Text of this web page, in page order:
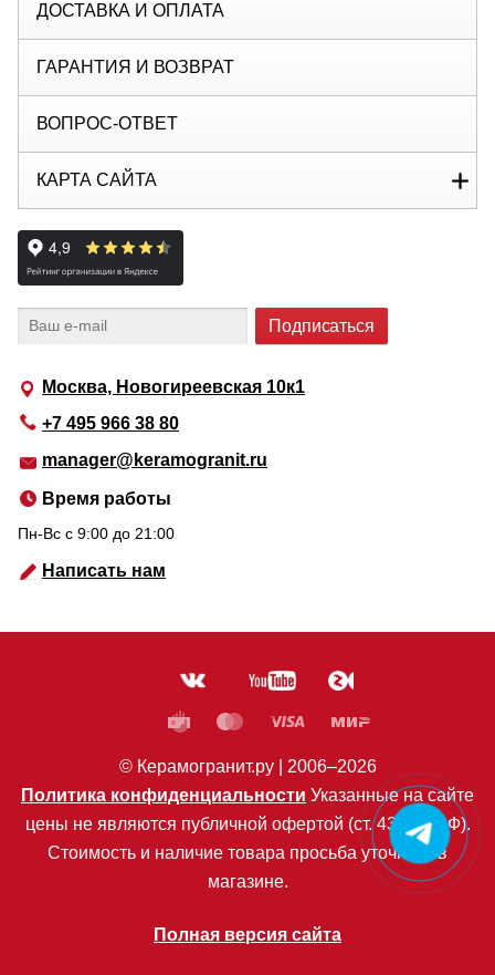
Москва, Новогиреевская 10к1
+7 495 966 38 80
manager@keramogranit.ru
Время работы
Пн-Вс c 9:00 до 21:00
Написать нам
ДОСТАВКА И ОПЛАТА
ГАРАНТИЯ И ВОЗВРАТ
ВОПРОС-ОТВЕТ
КАРТА САЙТА
© Керамогранит.ру | 2006–2026
Политика конфиденциальности Указанные на сайте
цены не являются публичной офертой (ст. 435 ГК РФ).
Стоимость и наличие товара просьба уточнять в
магазине.
Полная версия сайта